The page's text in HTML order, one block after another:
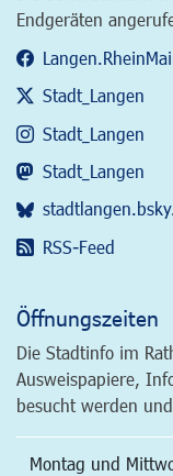
Endgeräten
Stadt_Langen
Stadt_Langen
Stadt_Langen
RSS-Feed
Öffnungszeiten
Die Stadtinfo im
Ausweispapiere,
besucht werden
Montag und